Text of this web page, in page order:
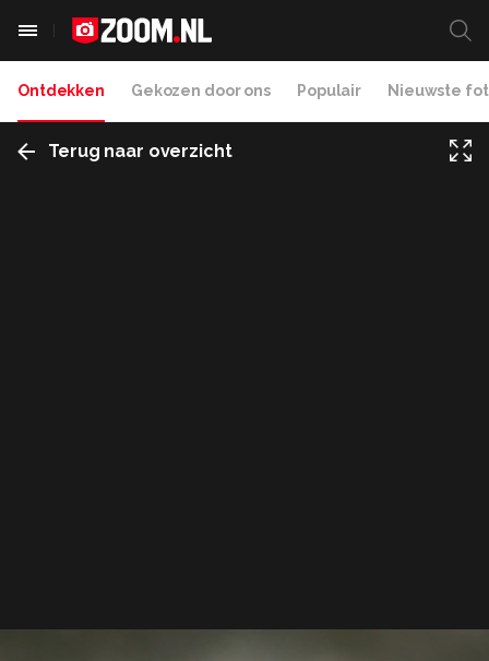
Ontdekken Gekozen door ons Populair Nieuwste
Terug naar overzicht